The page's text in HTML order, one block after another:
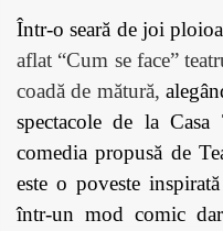
Într-o seară de joi
aflat “Cum se face”
coadă de mătură,
spectacole de la Casa
comedia propusă de
este o poveste
într-un mod comic